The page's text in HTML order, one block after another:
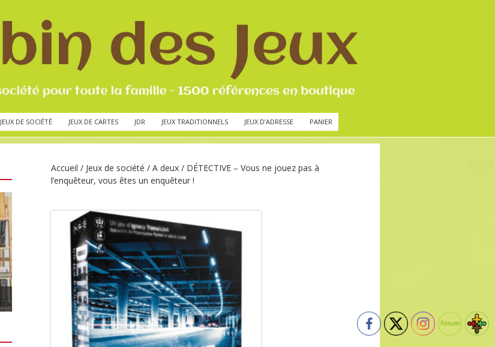
JEUX DE SOCIÉTÉ JEUX DE CARTES JDR JEUX TRADITIONNELS JEUX D’ADRESSE PANIER
Accueil / Jeux de société / A deux / DÉTECTIVE – Vous ne jouez pas à
l’enquêteur, vous êtes un enquêteur !